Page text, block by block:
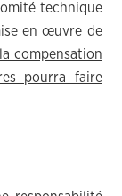
technique
en œuvre de
compensation
pourra faire